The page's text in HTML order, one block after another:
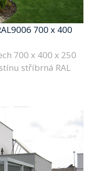
700 x 400
700 x 400 x 250
stříbrná RAL